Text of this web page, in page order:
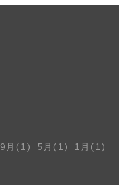
9月(1) 5月(1)
1月(1)